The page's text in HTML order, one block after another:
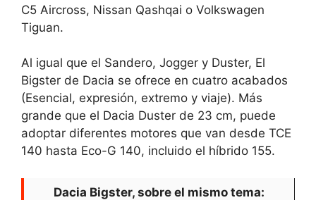
C5 Aircross, Nissan Qashqai o Volkswagen
Tiguan.
Al igual que el Sandero, Jogger y Duster, El
Bigster de Dacia se ofrece en cuatro acabados
(Esencial, expresión, extremo y viaje). Más
grande que el Dacia Duster de 23 cm, puede
adoptar diferentes motores que van desde TCE
140 hasta Eco-G 140, incluido el híbrido 155.
Dacia Bigster, sobre el mismo tema: